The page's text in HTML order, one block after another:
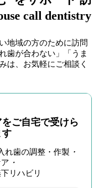
call dentistry
地域の方のために訪問
歯が合わない」「うま
は、お気軽にご相談く
ご自宅で受けら
れ歯の調整・作製 ・
・
リハビリ